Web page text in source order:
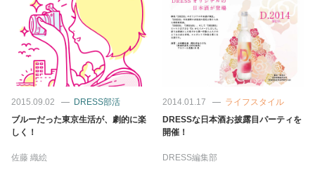
カルチャー/エンタメ
占い
性と愛
2015.09.02
DRESS部活
ブルーだった東京生活が、劇的に楽
しく！
佐藤 織絵
2014.01.17
ライフスタイル
DRESSな日本酒お披露目パーティを
開催！
DRESS編集部